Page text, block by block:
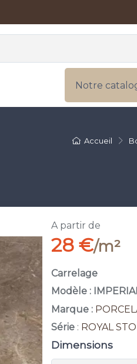
Notre
Accueil
A partir de
28 €/m²
Carrelage
Modèle :
Marque :
Série : ROYAL
Dimensions